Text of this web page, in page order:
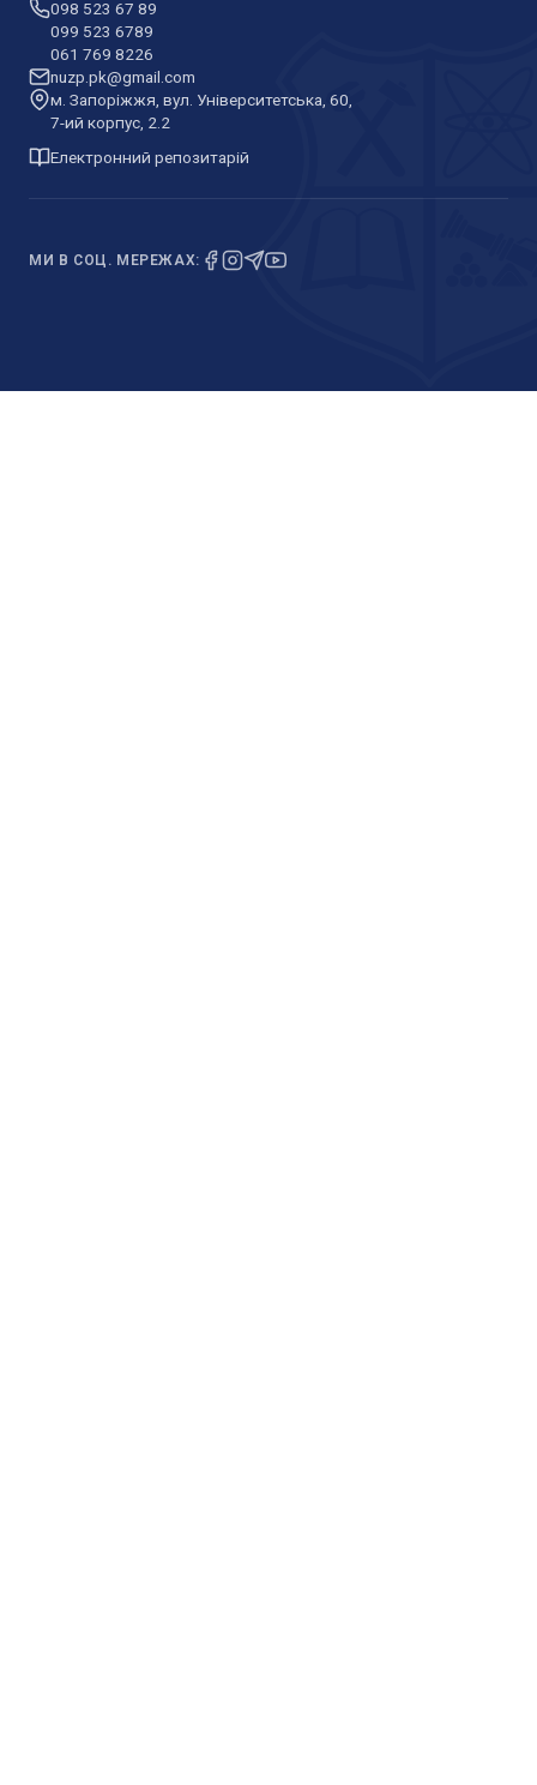
098 523 67 89
099 523 6789
061 769 8226
nuzp.pk@gmail.com
м. Запоріжжя, вул. Університетська, 60,
7-ий корпус, 2.2
Електронний репозитарій
МИ В СОЦ. МЕРЕЖАХ: